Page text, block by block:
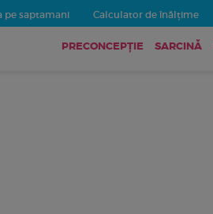
pe saptamani Calculator de înălțime
PRECONCEPȚIE SARCINĂ